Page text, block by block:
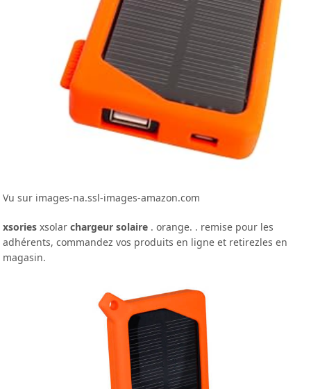
Vu sur images-na.ssl-images-amazon.com
xsories xsolarchargeur solaire . orange. . remise pour les
adhérents, commandez vos produits en ligne et retirezles en
magasin.